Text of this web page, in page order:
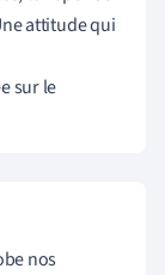
attitude qui
sur le
nos